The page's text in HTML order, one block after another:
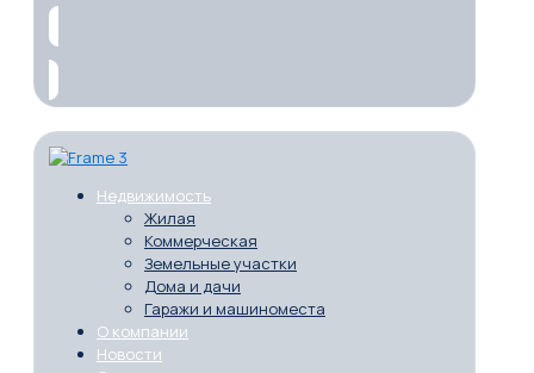
Недвижимость
Жилая
Коммерческая
Земельные участки
Дома и дачи
Гаражи и машиноместа
О компании
Новости